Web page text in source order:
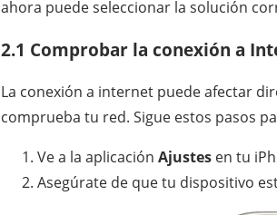
ahora puede seleccionar la solución
2.1 Comprobar la conexión a
La conexión a internet puede afectar
comprueba tu red. Sigue estos pasos
Ve a la aplicación Ajustes en tu
Asegúrate de que tu dispositivo